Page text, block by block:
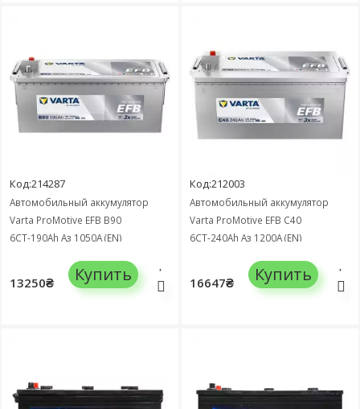
Код:214287
Автомобильный аккумулятор
Varta ProMotive EFB B90
6СТ-190Ah Аз 1050А (EN)
13250₴ Купить
Код:212003
Автомобильный аккумулятор
Varta ProMotive EFB C40
6СТ-240Ah Аз 1200А (EN)
16647₴ Купить